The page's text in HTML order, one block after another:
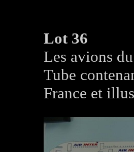
Lot 36
Les avions
Tube
France et